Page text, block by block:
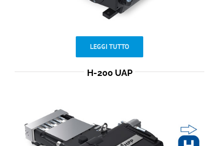
LEGGI TUTTO
H-200 UAP